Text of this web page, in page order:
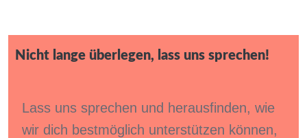
Nicht lange überlegen, lass uns sprechen!
Lass uns sprechen und herausfinden, wie
wir dich bestmöglich unterstützen können,